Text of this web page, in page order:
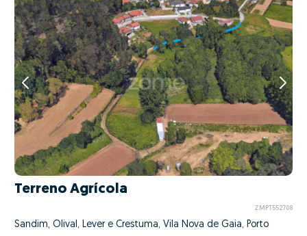
Terreno Agrícola
ZMPT552708
Sandim, Olival, Lever e Crestuma, Vila Nova de Gaia, Porto